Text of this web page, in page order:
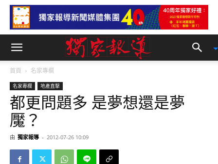
首頁 名家專欄
名家專欄 地產直擊
都更問題多 是夢想還是夢
魘？
由 獨家報導 - 2012-07-26 10:09